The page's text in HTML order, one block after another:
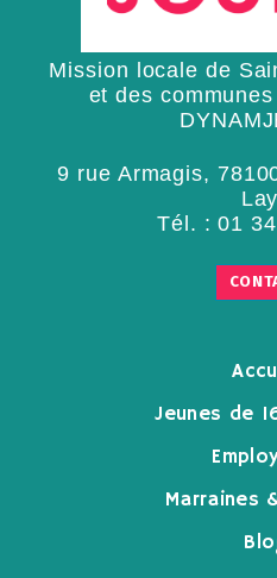
Mission locale de
et des
9 rue Armagis,
Tél. :01
Jeunes de
Marraines